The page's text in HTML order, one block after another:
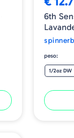
6th
peso:
1/2oz DW